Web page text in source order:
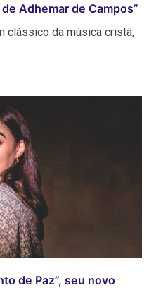
Adhemar de Campos”
clássico da música cristã,
de Paz”, seu novo